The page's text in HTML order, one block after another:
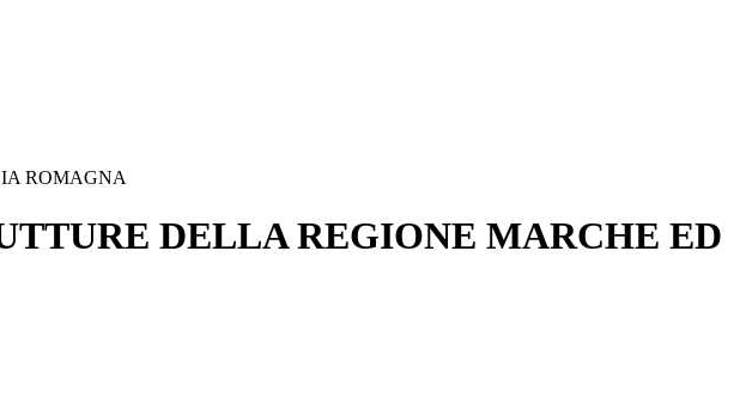
ROMAGNA
DELLA REGIONE MARCHE ED